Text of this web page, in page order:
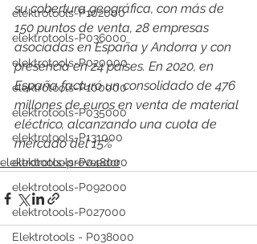
elektrotools-P102000
elektrotools-P036000
elektrotools-P020000
elektrotools-P100000
elektrotools-P035000
elektrotools-P131000
elektrotools-P048000
elektrotools-P092000
elektrotools-P027000
Elektrotools - P038000
su cobertura geográfica, con más de
150 puntos de venta, 28 empresas
asociadas en España y Andorra y con
presencia en 24 países. En 2020, en
España facturó un consolidado de 476
millones de euros en venta de material
eléctrico, alcanzando una cuota de
mercado del 15%
elektrotools-proveedor